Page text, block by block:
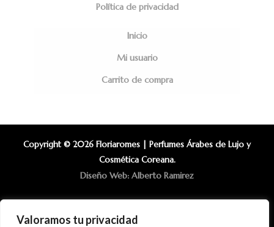
Valoramos tu privacidad
Política de privacidad
Inicio
Mi usuario
Carrito de compra
Copyright © 2026 Floriaromes | Perfumes Árabes de Lujo y
Cosmética Coreana.
Diseño Web: Alberto Ramirez